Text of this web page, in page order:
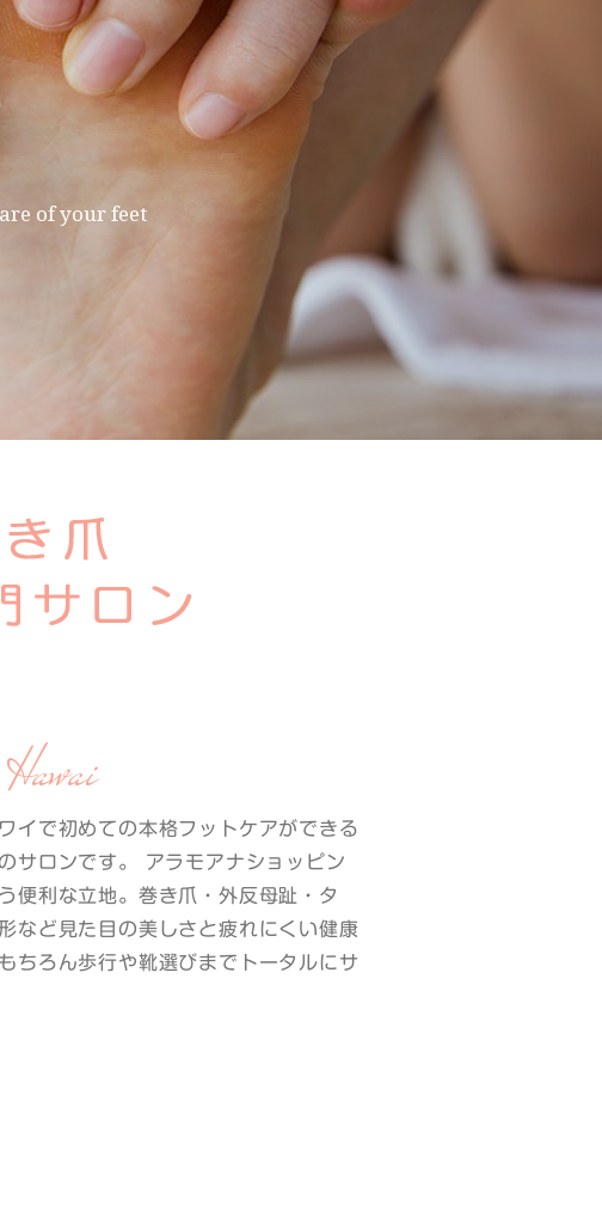
of your feet
イで初めての本格フットケアができる
サロンです。 アラモアナショッピン
便利な立地。巻き爪・外反母趾・タ
など見た目の美しさと疲れにくい健康
ちろん歩行や靴選びまでトータルにサ